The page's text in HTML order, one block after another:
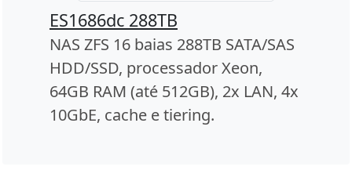
ES1686dc 288TB
NAS ZFS 16 baias 288TB SATA/SAS
HDD/SSD, processador Xeon,
64GB RAM (até 512GB), 2x LAN, 4x
10GbE, cache e tiering.